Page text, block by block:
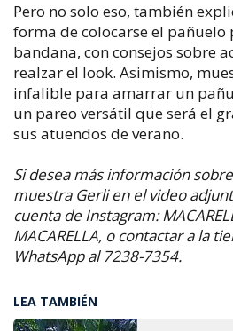
Pero no solo eso, también
forma de colocarse el
bandana, con consejos sobre
realzar el look. Asimismo,
infalible para amarrar un
un pareo versátil que será el
sus atuendos de verano.
Si desea más información
muestra Gerli en el video
cuenta de Instagram:
MACARELLA, o contactar a la
WhatsApp al 7238-7354.
LEA TAMBIÉN